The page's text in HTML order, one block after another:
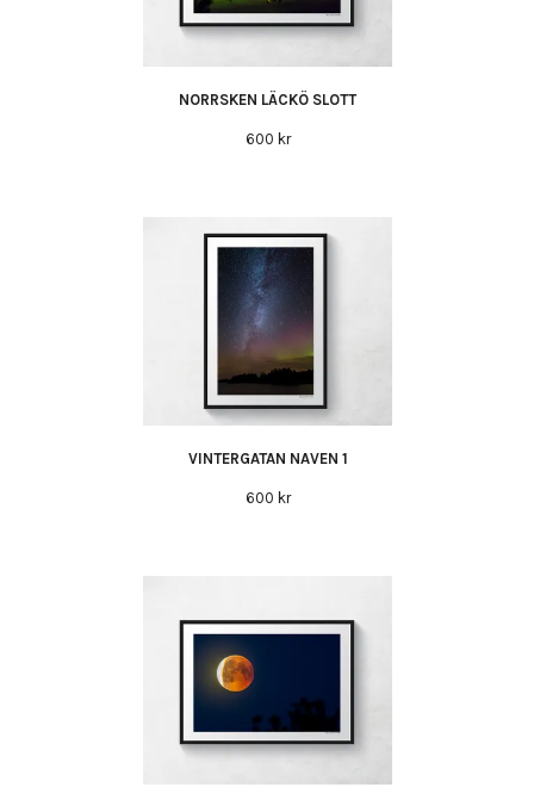
NORRSKEN LÄCKÖ SLOTT
600 kr
VINTERGATAN NAVEN 1
600 kr